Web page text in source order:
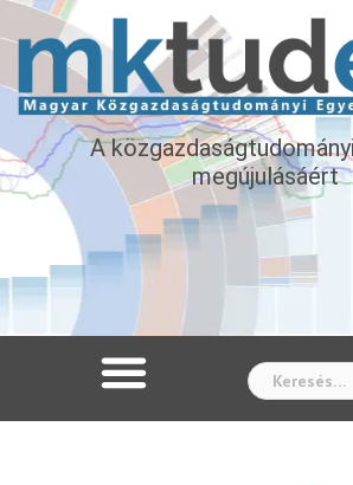
A
megújulásáért